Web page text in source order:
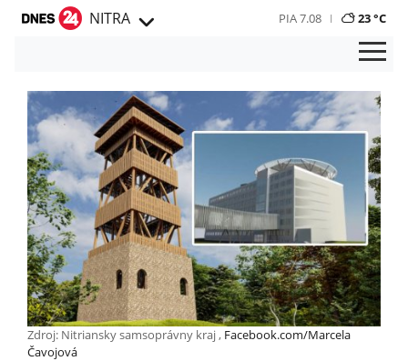
NITRA PIA 7.08 23 °C
Zdroj: Nitriansky samsoprávny kraj , Facebook.com/Marcela
Čavojová